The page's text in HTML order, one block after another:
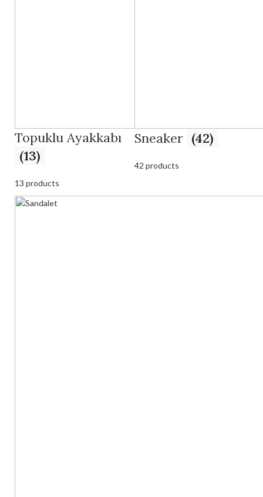
Topuklu Ayakkabı
(13)
13 products
Sneaker (42)
42 products